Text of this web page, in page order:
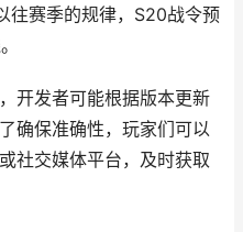
往赛季的规律，S20战令预
开发者可能根据版本更新
确保准确性，玩家们可以
社交媒体平台，及时获取